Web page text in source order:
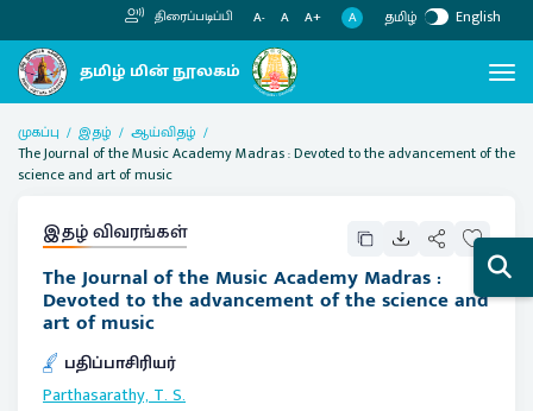
திரைப்படிப்பி A- A A+ A தமிழ் English
முகப்பு இதழ்
ஆய்விதழ்
The Journal of the Music Academy Madras : Devoted to the advancement of the
science and art of music
இதழ் விவரங்கள்
The Journal of the Music Academy Madras :
Devoted to the advancement of the science and
art of music
பதிப்பாசிரியர்
Parthasarathy, T. S.